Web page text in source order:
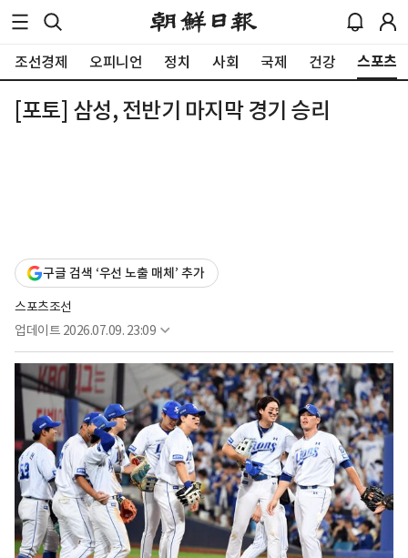
조선경제 오피니언 정치 사회 국제 건강 스포츠
[포토] 삼성, 전반기 마지막 경기 승리
구글 검색 ‘우선 노출 매체’ 추가
스포츠조선
업데이트 2026.07.09. 23:09